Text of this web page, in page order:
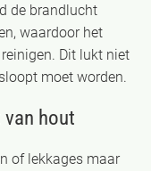
de brandlucht
waardoor het
Dit lukt niet
moet worden.
hout
of lekkages maar